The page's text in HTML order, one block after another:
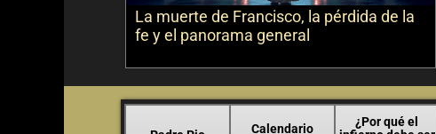
La muerte de Francisco, la pérdida de la
fe y el panorama general
Calendario
¿Por qué el